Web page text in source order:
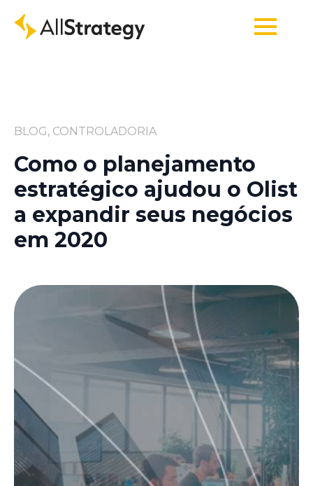
BLOG, CONTROLADORIA
Como o planejamento
estratégico ajudou o Olist
a expandir seus negócios
em 2020